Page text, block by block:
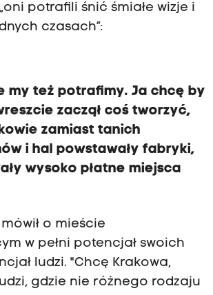
potrafili śnić śmiałe wizje i
czasach”:
my też potrafimy. Ja chcę by
zaczął coś tworzyć,
zamiast tanich
i hal powstawały fabryki,
wysoko płatne miejsca
o mieście
w pełni potencjał swoich
ludzi. "Chcę Krakowa,
gdzie nie różnego rodzaju